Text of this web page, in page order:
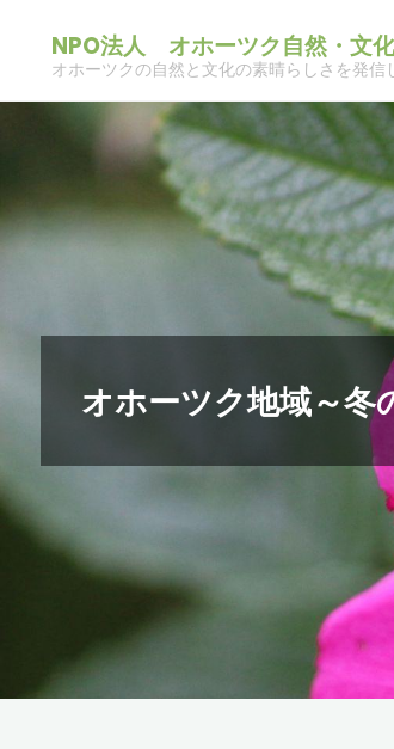
ス
NPO法人 オホーツク自然・文
オホーツクの自然と文化の素晴らしさを発信
オホーツク地域～冬